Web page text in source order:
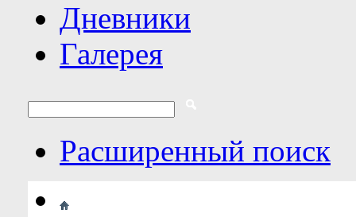
Дневники
Галерея
Расширенный поиск